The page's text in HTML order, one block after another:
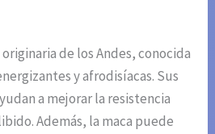
de los Andes, conocida
y afrodisíacas. Sus
a mejorar la resistencia
Además, la maca puede